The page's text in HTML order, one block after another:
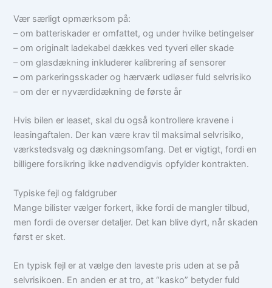
Vær særligt opmærksom på:
– om batteriskader er omfattet, og under hvilke betingelser
– om originalt ladekabel dækkes ved tyveri eller skade
– om glasdækning inkluderer kalibrering af sensorer
– om parkeringsskader og hærværk udløser fuld selvrisiko
– om der er nyværdidækning de første år
Hvis bilen er leaset, skal du også kontrollere kravene i
leasingaftalen. Der kan være krav til maksimal selvrisiko,
værkstedsvalg og dækningsomfang. Det er vigtigt, fordi en
billigere forsikring ikke nødvendigvis opfylder kontrakten.
Typiske fejl og faldgruber
Mange bilister vælger forkert, ikke fordi de mangler tilbud,
men fordi de overser detaljer. Det kan blive dyrt, når skaden
først er sket.
En typisk fejl er at vælge den laveste pris uden at se på
selvrisikoen. En anden er at tro, at “kasko” betyder fuld